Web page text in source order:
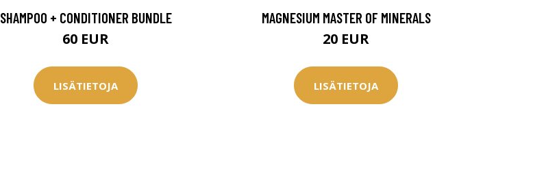
SHAMPOO + CONDITIONER BUNDLE
60 EUR
LISÄTIETOJA
MAGNESIUM MASTER OF MINERALS
20 EUR
LISÄTIETOJA